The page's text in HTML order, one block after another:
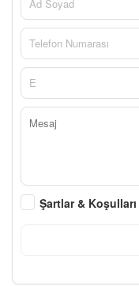
Şartlar & Koşulları